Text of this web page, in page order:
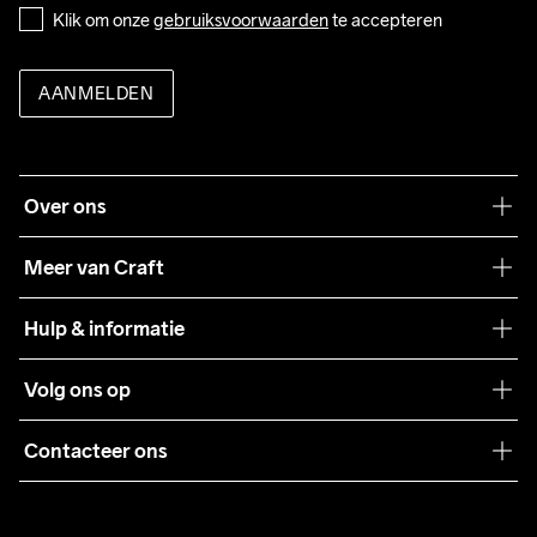
Klik om onze gebruiksvoorwaarden te accepteren
AANMELDEN
Over ons
Meer van Craft
Teamwear
Samenwerkingen
Pers
Hulp & informatie
Algemene voorwaarden
Retour
Volg ons op
Contacteer ons